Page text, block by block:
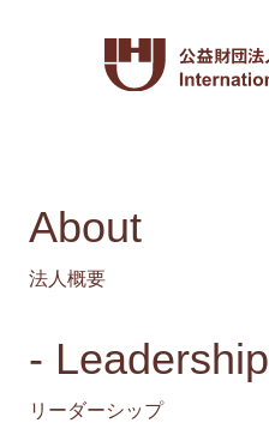
About
法人概要
- Leadership
リーダーシップ